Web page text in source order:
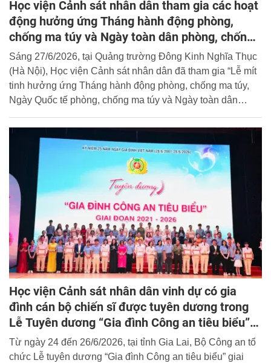
Học viện Cảnh sát nhân dân tham gia các hoạt
động hưởng ứng Tháng hành động phòng,
chống ma túy và Ngày toàn dân phòng, chống
ma túy năm 2026
Sáng 27/6/2026, tại Quảng trường Đông Kinh Nghĩa Thục
(Hà Nội), Học viện Cảnh sát nhân dân đã tham gia “Lễ mít
tinh hưởng ứng Tháng hành động phòng, chống ma túy,
Ngày Quốc tế phòng, chống ma túy và Ngày toàn dân
chạy phong trào “Chung một quyết tâm xây dựng xã,
phường, đặc khu không ma túy” do Bộ Công an tổ chức.
Học viện Cảnh sát nhân dân vinh dự có gia
đình cán bộ chiến sĩ được tuyên dương trong
Lễ Tuyên dương “Gia đình Công an tiêu biểu”
giai đoạn 2021 - 2026
Từ ngày 24 đến 26/6/2026, tại tỉnh Gia Lai, Bộ Công an tổ
chức Lễ tuyên dương “Gia đình Công an tiêu biểu” giai